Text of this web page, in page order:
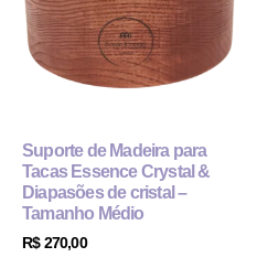
Suporte de Madeira para
Tacas Essence Crystal &
Diapasões de cristal –
Tamanho Médio
R$270,00